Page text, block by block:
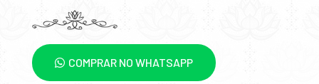
COMPRAR NO WHATSAPP